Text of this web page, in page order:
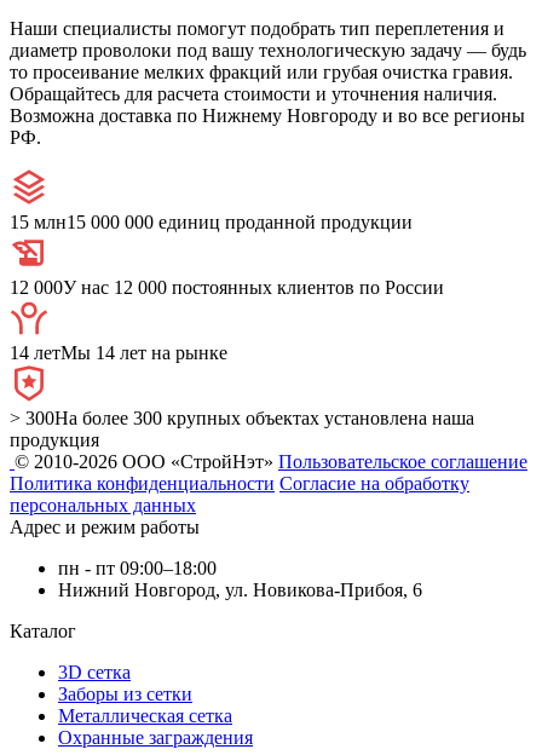
Наши специалисты помогут подобрать тип переплетения и
диаметр проволоки под вашу технологическую задачу — будь
то просеивание мелких фракций или грубая очистка гравия.
Обращайтесь для расчета стоимости и уточнения наличия.
Возможна доставка по Нижнему Новгороду и во все регионы
РФ.
15 млн15 000 000 единиц проданной продукции
12 000У нас 12 000 постоянных клиентов по России
14 летМы 14 лет на рынке
> 300На более 300 крупных объектах установлена наша
продукция
© 2010-2026 ООО «СтройНэт» Пользовательское соглашение
Политика конфиденциальности Согласие на обработку
персональных данных
Адрес и режим работы
пн - пт 09:00–18:00
Нижний Новгород, ул. Новикова-Прибоя, 6
Каталог
3D сетка
Заборы из сетки
Металлическая сетка
Охранные заграждения